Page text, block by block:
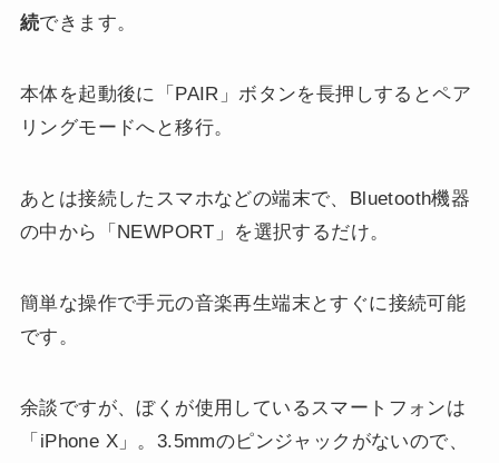
続できます。
本体を起動後に「PAIR」ボタンを長押しするとペア
リングモードへと移行。
あとは接続したスマホなどの端末で、Bluetooth機器
の中から「NEWPORT」を選択するだけ。
簡単な操作で手元の音楽再生端末とすぐに接続可能
です。
余談ですが、ぼくが使用しているスマートフォンは
「iPhone X」。3.5mmのピンジャックがないので、